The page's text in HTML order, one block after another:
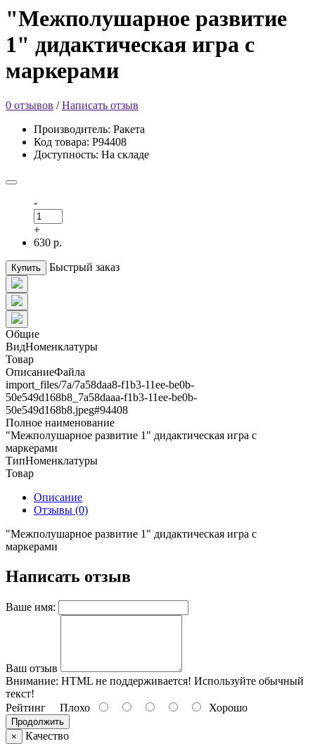
"Межполушарное развитие
1" дидактическая игра с
маркерами
0 отзывов /Написать отзыв
Производитель: Ракета
Код товара: Р94408
Доступность: На складе
-
+
630 р.
Купить Быстрый заказ
Общие
ВидНоменклатуры
Товар
ОписаниеФайла
import_files/7a/7a58daa8-f1b3-11ee-be0b-
50e549d168b8_7a58daaa-f1b3-11ee-be0b-
50e549d168b8.jpeg#94408
Полное наименование
"Межполушарное развитие 1" дидактическая игра с
маркерами
ТипНоменклатуры
Товар
Описание
Отзывы (0)
"Межполушарное развитие 1" дидактическая игра с
маркерами
Написать отзыв
Ваше имя:
Ваш отзыв
Внимание: HTML не поддерживается! Используйте обычный
текст!
Рейтинг Плохо Хорошо
Продолжить
×
Качество